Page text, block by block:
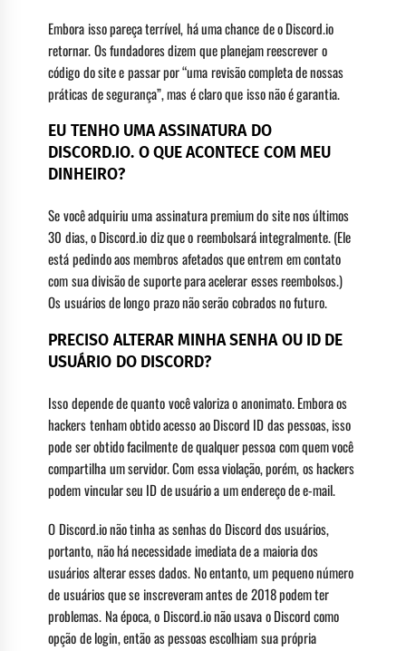
Embora isso pareça terrível, há uma chance de o Discord.io
retornar. Os fundadores dizem que planejam reescrever o
código do site e passar por “uma revisão completa de nossas
práticas de segurança”, mas é claro que isso não é garantia.
EU TENHO UMA ASSINATURA DO
DISCORD.IO. O QUE ACONTECE COM MEU
DINHEIRO?
Se você adquiriu uma assinatura premium do site nos últimos
30 dias, o Discord.io diz que o reembolsará integralmente. (Ele
está pedindo aos membros afetados que entrem em contato
com sua divisão de suporte para acelerar esses reembolsos.)
Os usuários de longo prazo não serão cobrados no futuro.
PRECISO ALTERAR MINHA SENHA OU ID DE
USUÁRIO DO DISCORD?
Isso depende de quanto você valoriza o anonimato. Embora os
hackers tenham obtido acesso ao Discord ID das pessoas, isso
pode ser obtido facilmente de qualquer pessoa com quem você
compartilha um servidor. Com essa violação, porém, os hackers
podem vincular seu ID de usuário a um endereço de e-mail.
O Discord.io não tinha as senhas do Discord dos usuários,
portanto, não há necessidade imediata de a maioria dos
usuários alterar esses dados. No entanto, um pequeno número
de usuários que se inscreveram antes de 2018 podem ter
problemas. Na época, o Discord.io não usava o Discord como
opção de login, então as pessoas escolhiam sua própria